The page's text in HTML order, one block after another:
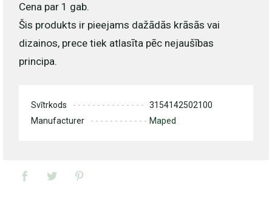
Cena par 1 gab.
Šis produkts ir pieejams dažādās krāsās vai
dizainos, prece tiek atlasīta pēc nejaušības
principa.
Svītrkods
3154142502100
Manufacturer
Maped